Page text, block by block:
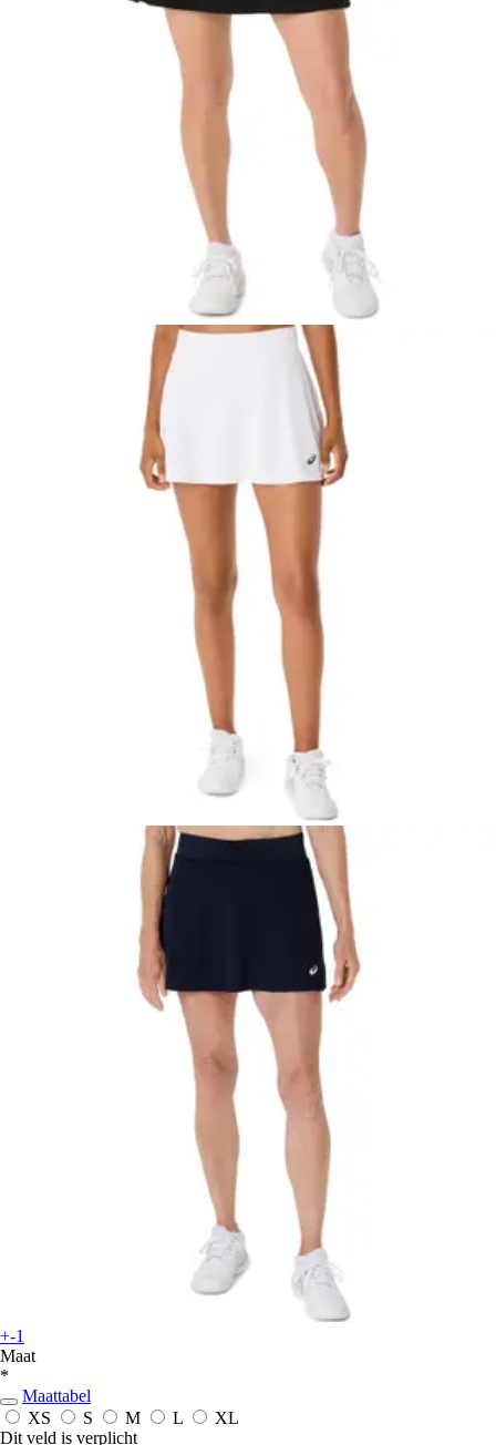
+-1
Maat
*
Maattabel
XS
S M L
XL
Dit veld is verplicht